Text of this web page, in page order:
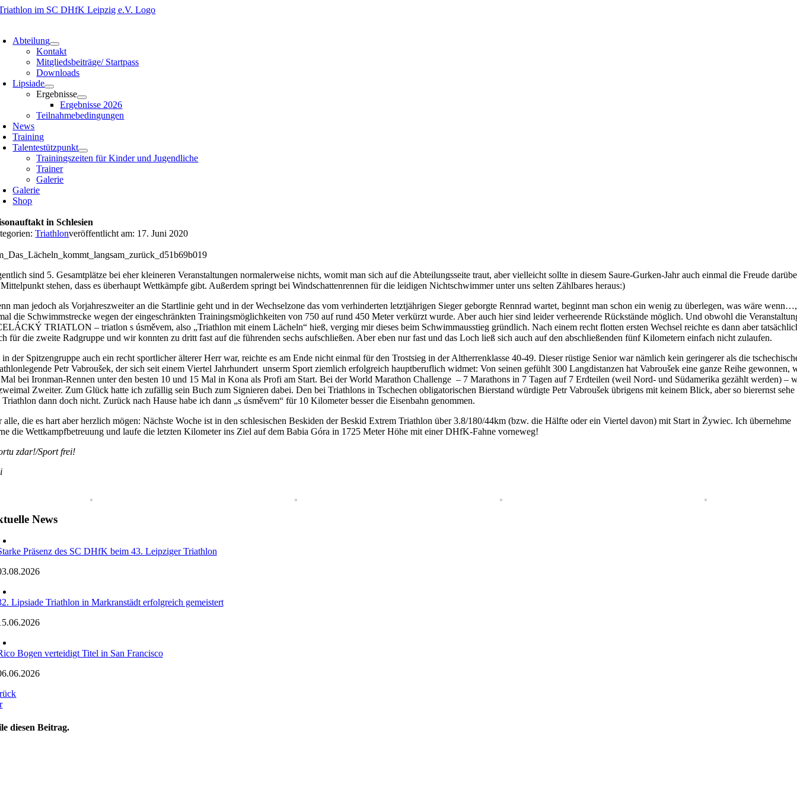
Zum
Abteilung
Kontakt
Mitgliedsbeiträge/ Startpass
Downloads
Lipsiade
Ergebnisse
Ergebnisse 2026
Teilnahmebedingungen
News
Training
Talentestützpunkt
Trainingszeiten für Kinder und Jugendliche
Trainer
Galerie
Galerie
Shop
in Schlesien
Triathlonveröffentlicht am: 17. Juni 2020
sind 5. Gesamtplätze bei eher kleineren Veranstaltungen normalerweise nichts, womit man sich auf die Abteilungsseite traut, aber vielleicht sollte in diesem Saure-Gurken-Jahr auch einmal die Freude
stehen, dass es überhaupt Wettkämpfe gibt. Außerdem springt bei Windschattenrennen für die leidigen Nichtschwimmer unter uns selten Zählbares heraus:)
man jedoch als Vorjahreszweiter an die Startlinie geht und in der Wechselzone das vom verhinderten letztjährigen Sieger geborgte Rennrad wartet, beginnt man schon ein wenig zu überlegen, was wäre wenn…,
die Schwimmstrecke wegen der eingeschränkten Trainingsmöglichkeiten von 750 auf rund 450 Meter verkürzt wurde. Aber auch hier sind leider verheerende Rückstände möglich. Und obwohl die
TRIATLON – triatlon s úsměvem, also „Triathlon mit einem Lächeln“ hieß, verging mir dieses beim Schwimmausstieg gründlich. Nach einem recht flotten ersten Wechsel reichte es dann aber
für die zweite Radgruppe und wir konnten zu dritt fast auf die führenden sechs aufschließen. Aber eben nur fast und das Loch ließ sich auch auf den abschließenden fünf Kilometern einfach nicht zulaufen.
in der Spitzengruppe auch ein recht sportlicher älterer Herr war, reichte es am Ende nicht einmal für den Trostsieg in der Altherrenklasse 40-49. Dieser rüstige Senior war nämlich kein geringerer als die
Petr Vabroušek, der sich seit einem Viertel Jahrhundert unserm Sport ziemlich erfolgreich hauptberuflich widmet: Von seinen gefühlt 300 Langdistanzen hat Vabroušek eine ganze Reihe gewonnen,
bei Ironman-Rennen unter den besten 10 und 15 Mal in Kona als Profi am Start. Bei der World Marathon Challenge – 7 Marathons in 7 Tagen auf 7 Erdteilen (weil Nord- und Südamerika gezählt werden) –
Zweiter. Zum Glück hatte ich zufällig sein Buch zum Signieren dabei. Den bei Triathlons in Tschechen obligatorischen Bierstand würdigte Petr Vabroušek übrigens mit keinem Blick, aber so bierernst sehe
Triathlon dann doch nicht. Zurück nach Hause habe ich dann „s úsměvem“ für 10 Kilometer besser die Eisenbahn genommen.
alle, die es hart aber herzlich mögen: Nächste Woche ist in den schlesischen Beskiden der Beskid Extrem Triathlon über 3.8/180/44km (bzw. die Hälfte oder ein Viertel davon) mit Start in Żywiec. Ich übernehme
die Wettkampfbetreuung und laufe die letzten Kilometer ins Ziel auf dem Babia Góra in 1725 Meter Höhe mit einer DHfK-Fahne vorneweg!
zdar!/Sport frei!
News
Präsenz des SC DHfK beim 43. Leipziger Triathlon
Lipsiade Triathlon in Markranstädt erfolgreich gemeistert
Bogen verteidigt Titel in San Francisco
diesen Beitrag.